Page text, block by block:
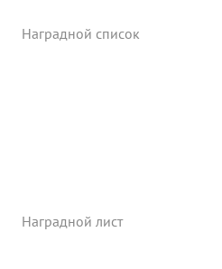
Наградной список
Наградной лист